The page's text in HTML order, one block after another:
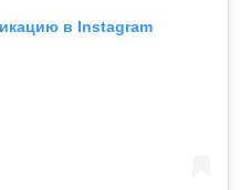
в Instagram